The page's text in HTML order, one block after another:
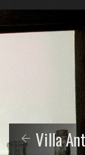
Villa